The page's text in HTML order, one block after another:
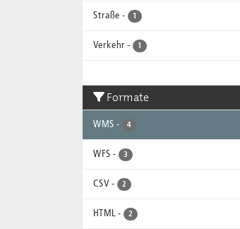
Straße - 1
Verkehr - 1
Formate
WMS - 4
WFS - 3
CSV - 2
HTML - 2